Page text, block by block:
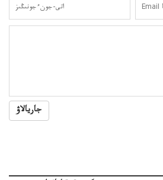
جاريالاۋ